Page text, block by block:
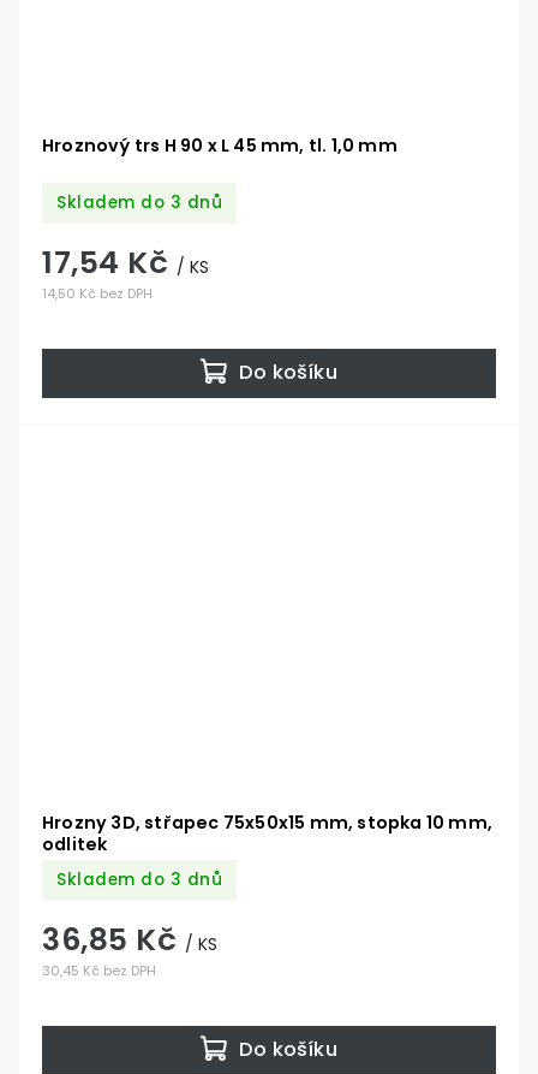
Hroznový trs H 90 x L 45 mm, tl. 1,0 mm
Skladem do 3 dnů
14,50 Kč bez DPH
17,54 Kč / KS
Do košíku
Hrozny 3D, střapec 75x50x15 mm, stopka 10 mm,
odlitek
Skladem do 3 dnů
30,45 Kč bez DPH
36,85 Kč / KS
Do košíku